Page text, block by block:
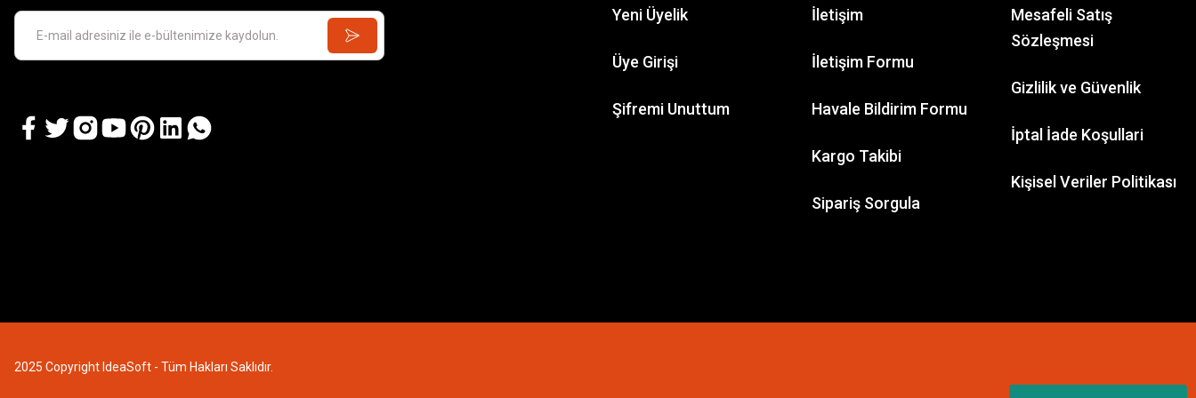
Yeni Üyelik
Üye Girişi
Şifremi Unuttum
İletişim
İletişim Formu
Havale Bildirim Formu
Kargo Takibi
Sipariş Sorgula
Mesafeli Satış
Sözleşmesi
Gizlilik ve Güvenlik
İptal İade Koşullari
Kişisel Veriler Politikası
2025 Copyright IdeaSoft - Tüm Hakları Saklıdır.